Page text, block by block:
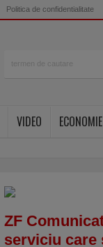
Politica de confidentialitate
VIDEO
ZF
serviciu care